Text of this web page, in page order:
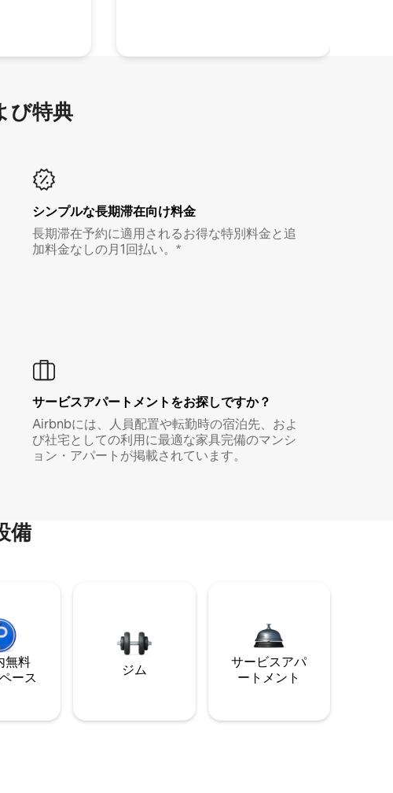
び特⁠典
シンプルな長期滞在向け料金
長期滞在予約に適用されるお得な特別料金と追
加料金なしの月1回払い。*
サービスアパートメントをお探しですか？
Airbnbには、人員配置や転勤時の宿泊先、およ
び社宅としての利用に最適な家具完備のマンシ
ョン・アパートが掲載されています。
備
無料
ー⁠ス
ジム
サービスアパ
ートメント